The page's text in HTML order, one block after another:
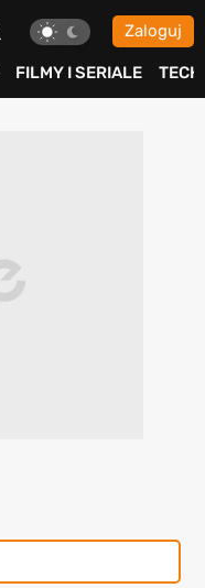
Zaloguj
FILMY I SERIALE TECH